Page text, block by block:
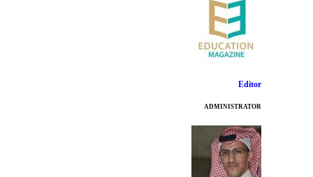
Editor
ADMINISTRATOR